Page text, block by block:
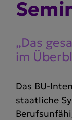
„Das
im
Das BU-
staatliche